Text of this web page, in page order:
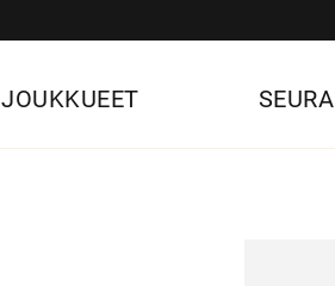
JOUKKUEET SEURA